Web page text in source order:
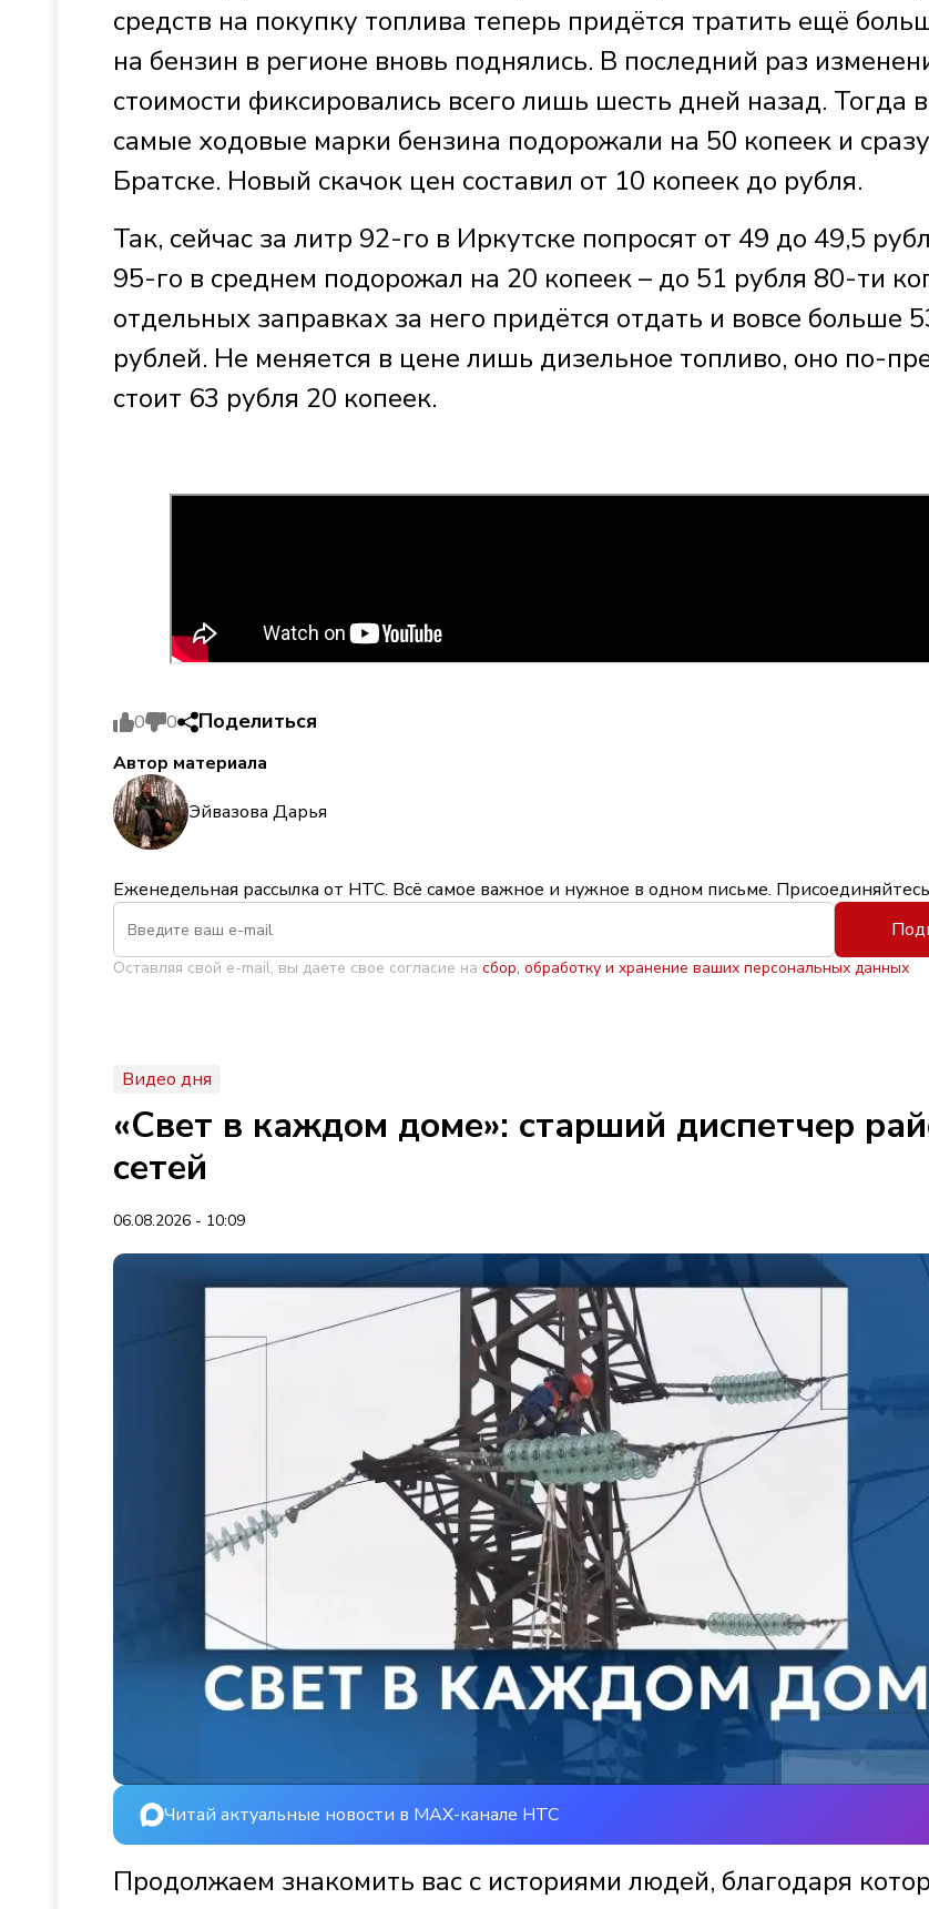
средств на покупку топлива теперь придётся тратить ещё
на бензин в регионе вновь поднялись. В последний раз
стоимости фиксировались всего лишь шесть дней назад. Тогда
самые ходовые марки бензина подорожали на 50 копеек и
Братске. Новый скачок цен составил от 10 копеек до рубля.
Так, сейчас за литр 92-го в Иркутске попросят от 49 до 49,5
95-го в среднем подорожал на 20 копеек – до 51 рубля 80-ти
отдельных заправках за него придётся отдать и вовсе больше
рублей. Не меняется в цене лишь дизельное топливо, оно по-
стоит 63 рубля 20 копеек.
0 0 Поделиться
Автор материала
Эйвазова Дарья
Еженедельная рассылка от НТС. Всё самое важное и нужное в одном письме.
Оставляя свой e-mail, вы даете свое согласие на сбор, обработку и хранение ваших персональных данных
Видео дня
«Свет в каждом доме»: старший диспетчер
сетей
06.08.2026 - 10:09
Читай актуальные новости в MAX-канале НТС
Продолжаем знакомить вас с историями людей, благодаря